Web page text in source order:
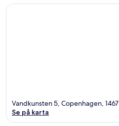
Vandkunsten 5, Copenhagen, 1467
Se på karta